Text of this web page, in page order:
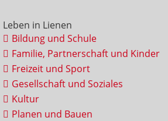
Leben in Lienen
Bildung und Schule
Familie, Partnerschaft und Kinder
Freizeit und Sport
Gesellschaft und Soziales
Kultur
Planen und Bauen